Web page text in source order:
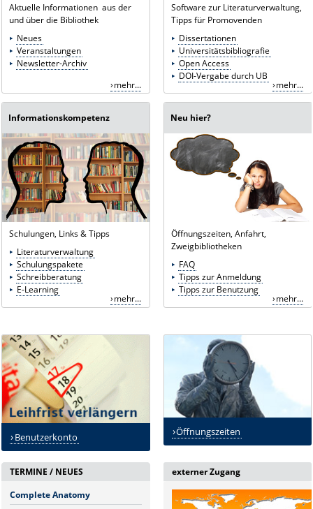
Aktuelle Informationen aus der
und über die Bibliothek
Neues
Veranstaltungen
Newsletter-Archiv
mehr...
Software zur Literaturverwaltung,
Tipps für Promovenden
Dissertationen
Universitätsbibliografie
Open Access
DOI-Vergabe durch UB
mehr...
Informationskompetenz
Schulungen, Links & Tipps
Literaturverwaltung
Schulungspakete
Schreibberatung
E-Learning
mehr...
Neu hier?
Öffnungszeiten, Anfahrt,
Zweigbibliotheken
FAQ
Tipps zur Anmeldung
Tipps zur Benutzung
mehr...
Öffnungszeiten
TERMINE / NEUES
Complete Anatomy
Benutzerkonto
externer Zugang